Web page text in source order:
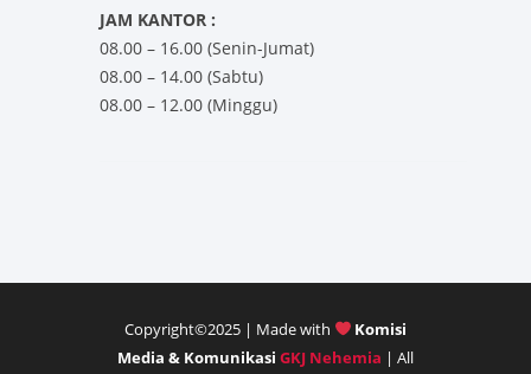
JAM KANTOR :
08.00 – 16.00 (Senin-Jumat)
08.00 – 14.00 (Sabtu)
08.00 – 12.00 (Minggu)
Copyright©2025 | Made with
Komisi
Media & Komunikasi GKJ Nehemia | All